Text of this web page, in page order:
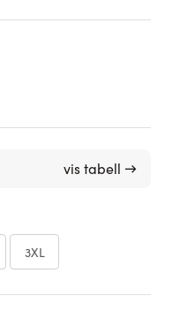
vis tabell →
3XL